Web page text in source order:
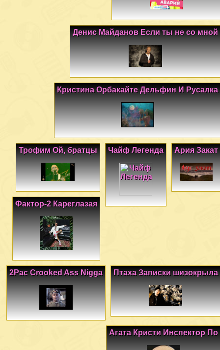
Денис Майданов Если ты не со мной
Кристина Орбакайте Дельфин И Русалка
Ария Закат
Чайф Легенда
Трофим Ой, братцы
Фактор-2 Кареглазая
Птаха Записки шизокрыла
2Pac Crooked Ass Nigga
Агата Кристи Инспектор По